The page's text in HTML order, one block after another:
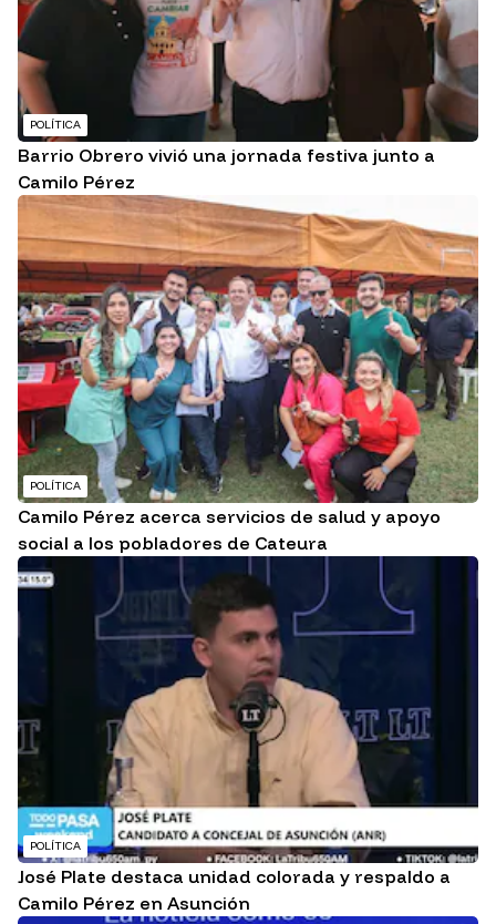
POLÍTICA
Barrio Obrero vivió una jornada festiva junto a
Camilo Pérez
POLÍTICA
Camilo Pérez acerca servicios de salud y apoyo
social a los pobladores de Cateura
POLÍTICA
José Plate destaca unidad colorada y respaldo a
Camilo Pérez en Asunción